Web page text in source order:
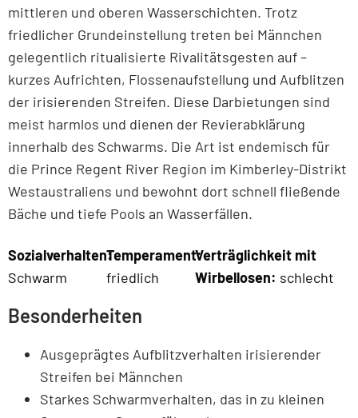
mittleren und oberen Wasserschichten. Trotz
friedlicher Grundeinstellung treten bei Männchen
gelegentlich ritualisierte Rivalitätsgesten auf –
kurzes Aufrichten, Flossenaufstellung und Aufblitzen
der irisierenden Streifen. Diese Darbietungen sind
meist harmlos und dienen der Revierabklärung
innerhalb des Schwarms. Die Art ist endemisch für
die Prince Regent River Region im Kimberley-Distrikt
Westaustraliens und bewohnt dort schnell fließende
Bäche und tiefe Pools an Wasserfällen.
Sozialverhalten:
Schwarm
Temperament:
friedlich
Verträglichkeit mit
Wirbellosen: schlecht
Besonderheiten
Ausgeprägtes Aufblitzverhalten irisierender
Streifen bei Männchen
Starkes Schwarmverhalten, das in zu kleinen